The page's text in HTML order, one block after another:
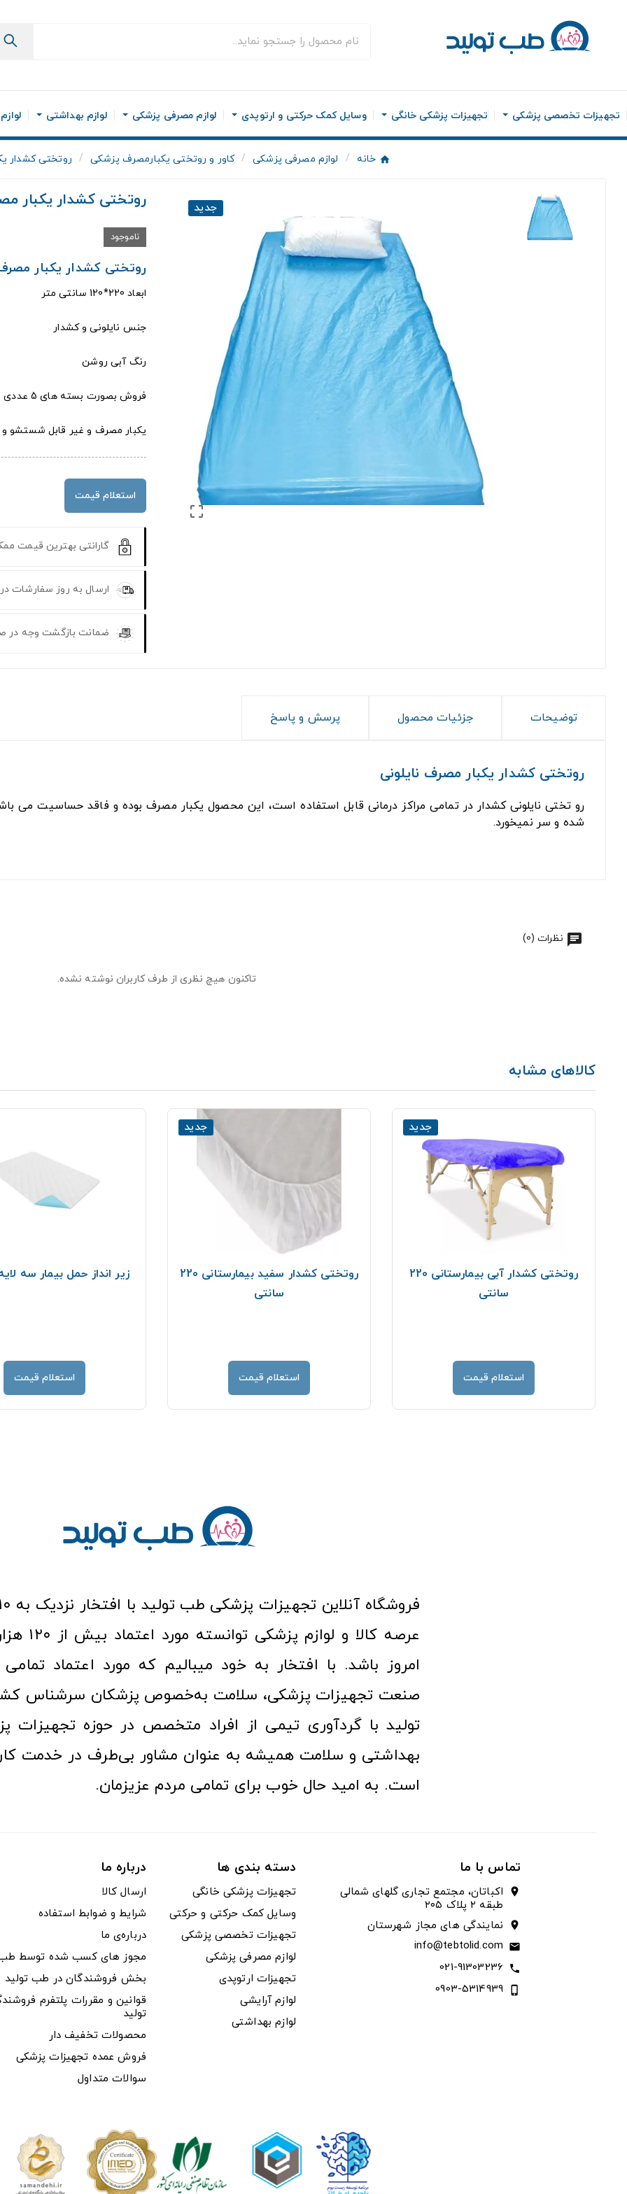
تجهیزات تخصصی پزشکی تجهیزات پزشکی خانگی وسایل کمک حرکتی و ارتوپدی لوازم مصرفی پزشکی لوازم بهداشتی
خانه لوازم مصرفی پزشکی کاور و روتختی یکبارمصرف پزشکی روتختی کشدار
جدید

روتختی کشدار یکبار
ناموجود
روتختی کشدار یکبار
ابعاد 220*120 سانتی متر
جنس نایلونی و کشدار
رنگ آبی روشن
فروش بصورت بسته های 5 عددی
یکبار مصرف و غیر قابل شستشو و
استعلام قیمت
گارانتی بهترین قیمت
ارسال به روز سفارشات
ضمانت بازگشت وجه در
توضیحات جزئیات محصول پرسش و پاسخ
روتختی کشدار یکبار مصرف نایلونی
رو تختی نایلونی کشدار در تمامی مراکز درمانی قابل استفاده است، این محصول یکبار مصرف بوده و فاقد حساسیت
شده و سر نمیخورد.
نظرات (0)
تاکنون هیچ نظری از طرف کاربران نوشته نشده.
کالاهای مشابه
جدید
روتختی کشدار آبی بیمارستانی 220
سانتی
استعلام قیمت
جدید
روتختی کشدار سفید بیمارستانی 220
سانتی
استعلام قیمت
زیر انداز حمل بیمار سه لایه 80/
استعلام قیمت
عرصه کالا
امروز باشد. با افتخار به خود میبالیم که مورد اعتماد تمامی
صنعت تجهیزات پزشکی، سلامت به‌خصوص پزشکان سرشناس
تولید با گردآوری تیمی از افراد متخصص در حوزه تجهیزات
بهداشتی و سلامت همیشه به عنوان مشاور بی‌طرف در خدمت
است. به امید حال خوب برای تمامی مردم عزیزمان.
تماس با ما
location_on
اکباتان، مجتمع تجاری گلهای شمالی
طبقه ۲ پلاک ۲۰۵
location_on نمایندگی های مجاز شهرستان
email
info@tebtolid.com
call
021-91303236
phone_iphone
0903-5314939
دسته بندی ها
تجهیزات پزشکی خانگی
وسایل کمک حرکتی و حرکتی
تجهیزات تخصصی پزشکی
لوازم مصرفی پزشکی
تجهیزات ارتوپدی
لوازم آرایشی
لوازم بهداشتی
درباره ما
ارسال کالا
شرایط و ضوابط استفاده
درباره‌ی ما
مجوز های کسب شده توسط طب
بخش فروشندگان در طب تولید
قوانین و مقررات پلتفرم
تولید
محصولات تخفیف دار
فروش عمده تجهیزات پزشکی
سوالات متداول